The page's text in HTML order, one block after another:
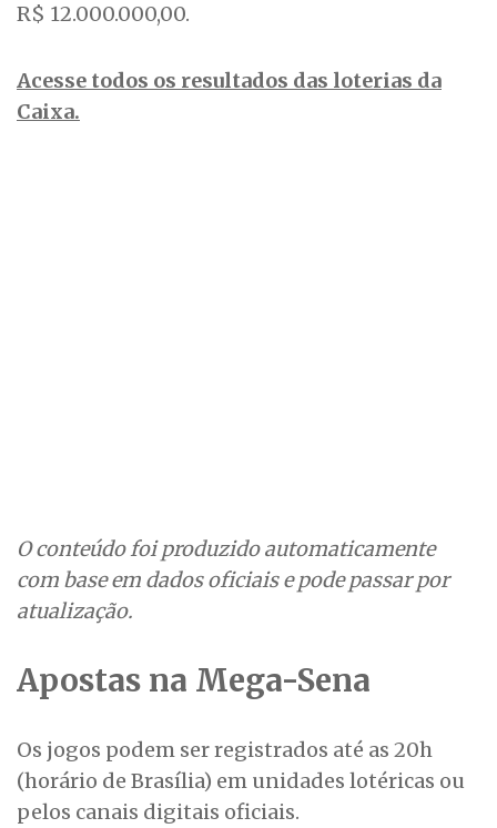
R$ 12.000.000,00.
Acesse todos os resultados das loterias da
Caixa.
O conteúdo foi produzido automaticamente
com base em dados oficiais e pode passar por
atualização.
Apostas na Mega-Sena
Os jogos podem ser registrados até as 20h
(horário de Brasília) em unidades lotéricas ou
pelos canais digitais oficiais.